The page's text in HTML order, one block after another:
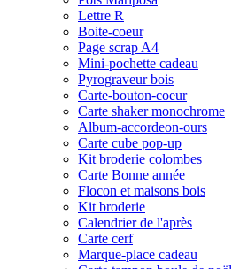
Lettre R
Boite-coeur
Page scrap A4
Mini-pochette cadeau
Pyrograveur bois
Carte-bouton-coeur
Carte shaker monochrome
Album-accordeon-ours
Carte cube pop-up
Kit broderie colombes
Carte Bonne année
Flocon et maisons bois
Kit broderie
Calendrier de l'après
Carte cerf
Marque-place cadeau